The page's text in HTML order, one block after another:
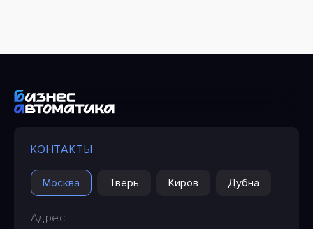
КОНТАКТЫ
Москва Тверь Киров Дубна
Адрес